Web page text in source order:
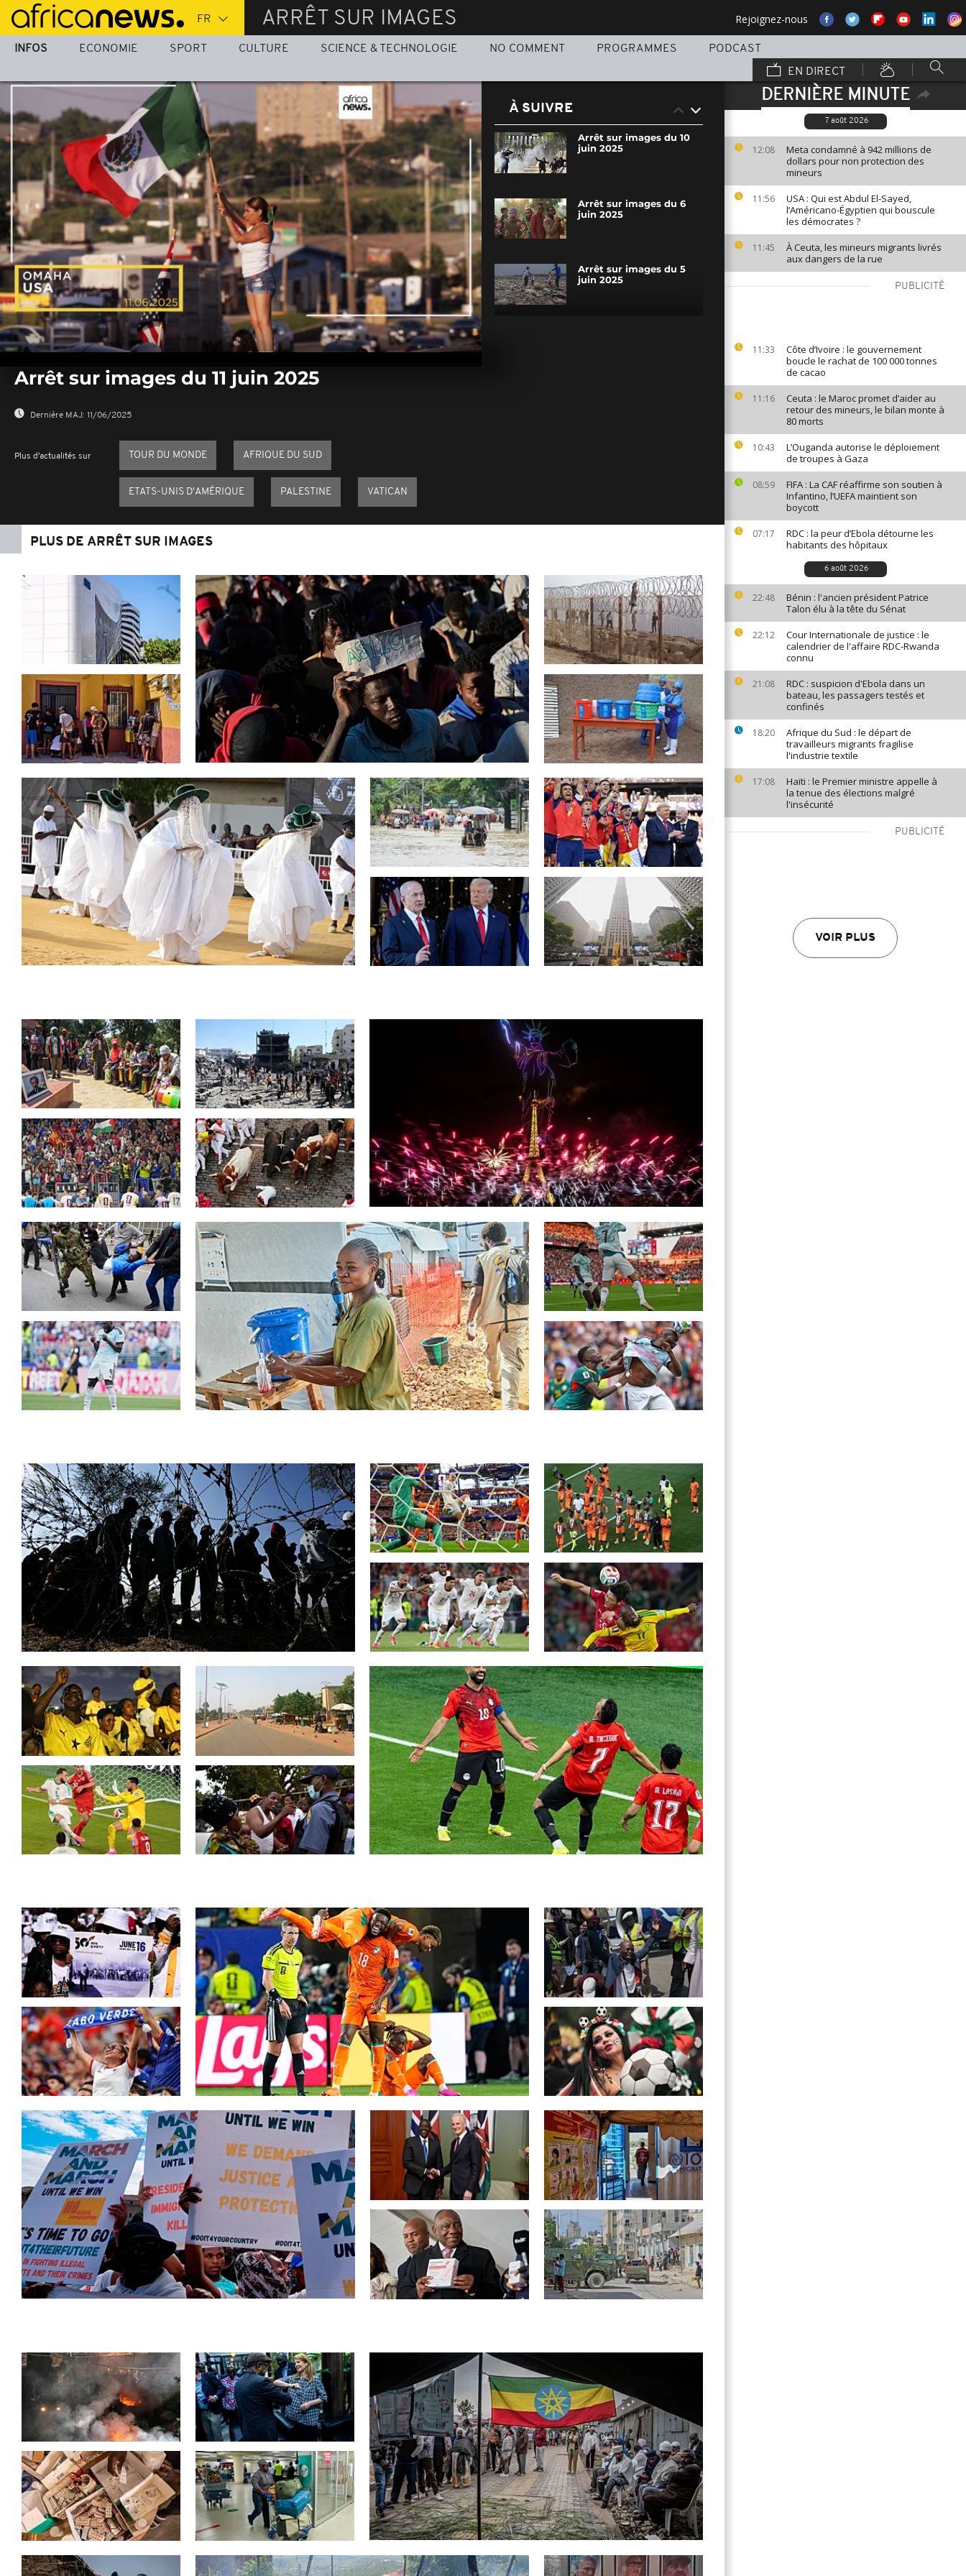
Passer
au
contenu
ARRÊT SUR IMAGES Rejoignez-nous
INFOS ECONOMIE SPORT CULTURE SCIENCE & TECHNOLOGIE NO COMMENT PROGRAMMES
PODCAST
EN DIRECT
DERNIÈRE MINUTE
7 août 2026
12:08
Meta condamné à 942 millions de
dollars pour non protection des
mineurs
11:56
USA : Qui est Abdul El-Sayed,
l’Américano-Égyptien qui bouscule
les démocrates ?
11:45
À Ceuta, les mineurs migrants livrés
aux dangers de la rue
PUBLICITÉ
11:33
Côte d’Ivoire : le gouvernement
boucle le rachat de 100 000 tonnes
de cacao
11:16
Ceuta : le Maroc promet d’aider au
retour des mineurs, le bilan monte à
80 morts
10:43
L’Ouganda autorise le déploiement
de troupes à Gaza
08:59
FIFA : La CAF réaffirme son soutien à
Infantino, l’UEFA maintient son
boycott
07:17
RDC : la peur d’Ebola détourne les
habitants des hôpitaux
6 août 2026
22:48
Bénin : l'ancien président Patrice
Talon élu à la tête du Sénat
22:12
Cour Internationale de justice : le
calendrier de l'affaire RDC-Rwanda
connu
21:08
RDC : suspicion d'Ebola dans un
bateau, les passagers testés et
confinés
18:20
Afrique du Sud : le départ de
travailleurs migrants fragilise
l'industrie textile
17:08
Haïti : le Premier ministre appelle à
la tenue des élections malgré
l'insécurité
PUBLICITÉ
VOIR PLUS
seconds
0%
Arrêt sur images du 11 juin 2025
Dernière MAJ: 11/06/2025
Plus d'actualités sur TOUR DU MONDE AFRIQUE DU SUD
ETATS-UNIS D'AMÉRIQUE PALESTINE VATICAN
À SUIVRE
Arrêt sur images du 10
juin 2025
Arrêt sur images du 6
juin 2025
Arrêt sur images du 5
juin 2025
PLUS DE ARRÊT SUR IMAGES